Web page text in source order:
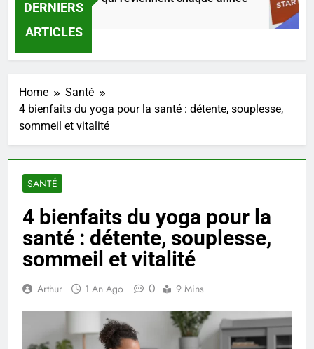
DERNIERS
ARTICLES
Home
Santé
4 bienfaits du yoga pour la santé : détente, souplesse,
sommeil et vitalité
SANTÉ
4 bienfaits du yoga pour la
santé : détente, souplesse,
sommeil et vitalité
Arthur 1 An Ago 0 9 Mins